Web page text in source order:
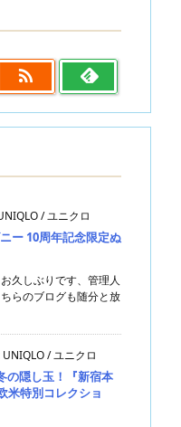

/ ユニクロ
ー 10周年記念限定ぬ
久しぶりです、管理人
らのブログも随分と放
UNIQLO / ユニクロ
の隠し玉！『新宿本
米特別コレクショ